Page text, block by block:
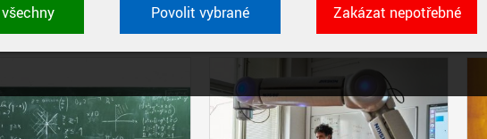
a identifikátorů relace. Jsou nezbytné pro správné
Povolit vybrané Zakázat nepotřebné
Aktivní filtry: ŠTÍTEK: NEUGEBAUER PETR